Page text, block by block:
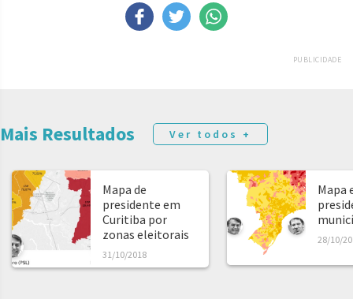
PUBLICIDADE
Mais Resultados Ver todos +
Mapa de
presidente em
Curitiba por
zonas eleitorais
31/10/2018
Mapa
28/10/